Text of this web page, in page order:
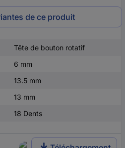
de ce produit
Tête de bouton rotatif
6 mm
13.5 mm
13 mm
18 Dents